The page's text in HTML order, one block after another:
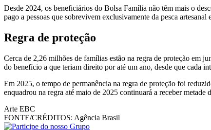
Desde 2024, os beneficiários do Bolsa Família não têm mais o
pago a pessoas que sobrevivem exclusivamente da pesca
Regra de proteção
Cerca de 2,26 milhões de famílias estão na regra de proteção em
do benefício a que teriam direito por até um ano, desde que cada
Em 2025, o tempo de permanência na regra de proteção foi
enquadrou na regra até maio de 2025 continuará a receber metade
Arte EBC
FONTE/CRÉDITOS: Agência Brasil